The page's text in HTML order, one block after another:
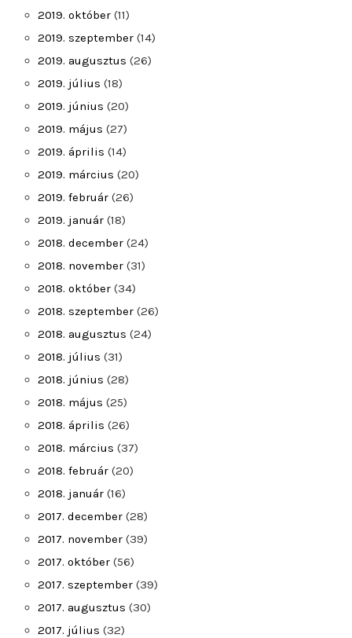
2019. október (11)
2019. szeptember (14)
2019. augusztus (26)
2019. július (18)
2019. június (20)
2019. május (27)
2019. április (14)
2019. március (20)
2019. február (26)
2019. január (18)
2018. december (24)
2018. november (31)
2018. október (34)
2018. szeptember (26)
2018. augusztus (24)
2018. július (31)
2018. június (28)
2018. május (25)
2018. április (26)
2018. március (37)
2018. február (20)
2018. január (16)
2017. december (28)
2017. november (39)
2017. október (56)
2017. szeptember (39)
2017. augusztus (30)
2017. július (32)